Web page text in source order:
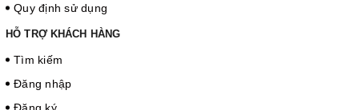
Quy định sử dụng
HỖ TRỢ KHÁCH HÀNG
Tìm kiếm
Đăng nhập
Đăng ký